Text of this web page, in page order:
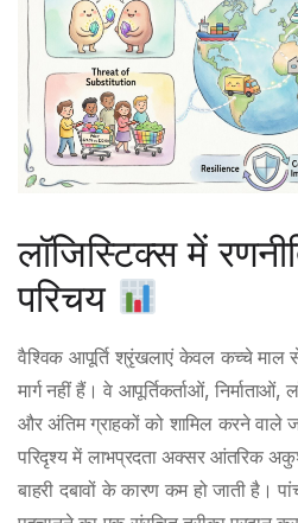
लॉजिस्टिक्स में
परिचय
वैश्विक आपूर्ति श्रृंखलाएं केवल कच्चे माल
मार्ग नहीं हैं। वे आपूर्तिकर्ताओं,
और अंतिम ग्राहकों को शामिल करने वाले
परिदृश्य में लाभप्रदता अक्सर आंतरिक
बाहरी दबावों के कारण कम हो जाती है।